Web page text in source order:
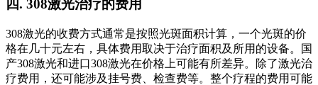
四. 308激光治疗的费用
308激光的收费方式通常是按照光斑面积计算，一个光斑的价
格在几十元左右，具体费用取决于治疗面积及所用的设备。国
产308激光和进口308激光在价格上可能有所差异。除了激光治
疗费用，还可能涉及挂号费、检查费等。整个疗程的费用可能